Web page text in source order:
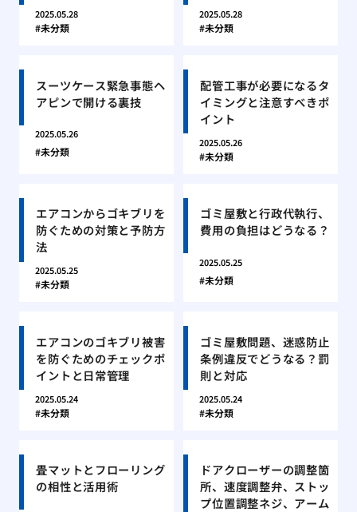
2025.05.28
未分類
2025.05.28
未分類
スーツケース緊急事態ヘ
アピンで開ける裏技
2025.05.26
未分類
配管工事が必要になるタ
イミングと注意すべきポ
イント
2025.05.26
未分類
エアコンからゴキブリを
防ぐための対策と予防方
法
2025.05.25
未分類
ゴミ屋敷と行政代執行、
費用の負担はどうなる？
2025.05.25
未分類
エアコンのゴキブリ被害
を防ぐためのチェックポ
イントと日常管理
2025.05.24
未分類
ゴミ屋敷問題、迷惑防止
条例違反でどうなる？罰
則と対応
2025.05.24
未分類
畳マットとフローリング
の相性と活用術
ドアクローザーの調整箇
所、速度調整弁、ストッ
プ位置調整ネジ、アーム